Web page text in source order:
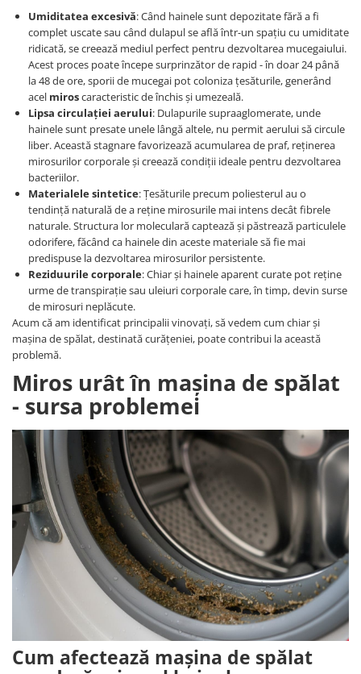
Umiditatea excesivă: Când hainele sunt depozitate fără a fi
complet uscate sau când dulapul se află într-un spațiu cu umiditate
ridicată, se creează mediul perfect pentru dezvoltarea mucegaiului.
Acest proces poate începe surprinzător de rapid - în doar 24 până
la 48 de ore, sporii de mucegai pot coloniza țesăturile, generând
acel miroscaracteristic de închis și umezeală.
Lipsa circulației aerului: Dulapurile supraaglomerate, unde
hainele sunt presate unele lângă altele, nu permit aerului să circule
liber. Această stagnare favorizează acumularea de praf, reținerea
mirosurilor corporale și creează condiții ideale pentru dezvoltarea
bacteriilor.
Materialele sintetice: Țesăturile precum poliesterul au o
tendință naturală de a reține mirosurile mai intens decât fibrele
naturale. Structura lor moleculară captează și păstrează particulele
odorifere, făcând ca hainele din aceste materiale să fie mai
predispuse la dezvoltarea mirosurilor persistente.
Reziduurile corporale: Chiar și hainele aparent curate pot reține
urme de transpirație sau uleiuri corporale care, în timp, devin surse
de mirosuri neplăcute.
Acum că am identificat principalii vinovați, să vedem cum chiar și
mașina de spălat, destinată curățeniei, poate contribui la această
problemă.
Miros urât în mașina de spălat
- sursa problemei
Cum afectează mașina de spălat